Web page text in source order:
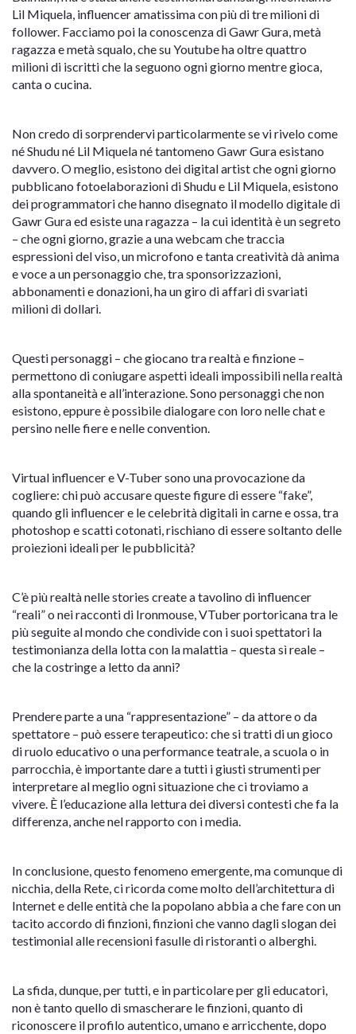
Lil Miquela, influencer amatissima con più di tre milioni di
follower. Facciamo poi la conoscenza di Gawr Gura, metà
ragazza e metà squalo, che su Youtube ha oltre quattro
milioni di iscritti che la seguono ogni giorno mentre gioca,
canta o cucina.
Non credo di sorprendervi particolarmente se vi rivelo come
né Shudu né Lil Miquela né tantomeno Gawr Gura esistano
davvero. O meglio, esistono dei digital artist che ogni giorno
pubblicano fotoelaborazioni di Shudu e Lil Miquela, esistono
dei programmatori che hanno disegnato il modello digitale di
Gawr Gura ed esiste una ragazza – la cui identità è un segreto
– che ogni giorno, grazie a una webcam che traccia
espressioni del viso, un microfono e tanta creatività dà anima
e voce a un personaggio che, tra sponsorizzazioni,
abbonamenti e donazioni, ha un giro di affari di svariati
milioni di dollari.
Questi personaggi – che giocano tra realtà e finzione –
permettono di coniugare aspetti ideali impossibili nella realtà
alla spontaneità e all’interazione. Sono personaggi che non
esistono, eppure è possibile dialogare con loro nelle chat e
persino nelle fiere e nelle convention.
Virtual influencer e V-Tuber sono una provocazione da
cogliere: chi può accusare queste figure di essere “fake”,
quando gli influencer e le celebrità digitali in carne e ossa, tra
photoshop e scatti cotonati, rischiano di essere soltanto delle
proiezioni ideali per le pubblicità?
C’è più realtà nelle stories create a tavolino di influencer
“reali” o nei racconti di Ironmouse, VTuber portoricana tra le
più seguite al mondo che condivide con i suoi spettatori la
testimonianza della lotta con la malattia – questa sì reale –
che la costringe a letto da anni?
Prendere parte a una “rappresentazione” – da attore o da
spettatore – può essere terapeutico: che si tratti di un gioco
di ruolo educativo o una performance teatrale, a scuola o in
parrocchia, è importante dare a tutti i giusti strumenti per
interpretare al meglio ogni situazione che ci troviamo a
vivere. È l’educazione alla lettura dei diversi contesti che fa la
differenza, anche nel rapporto con i media.
In conclusione, questo fenomeno emergente, ma comunque di
nicchia, della Rete, ci ricorda come molto dell’architettura di
Internet e delle entità che la popolano abbia a che fare con un
tacito accordo di finzioni, finzioni che vanno dagli slogan dei
testimonial alle recensioni fasulle di ristoranti o alberghi.
La sfida, dunque, per tutti, e in particolare per gli educatori,
non è tanto quello di smascherare le finzioni, quanto di
riconoscere il profilo autentico, umano e arricchente, dopo